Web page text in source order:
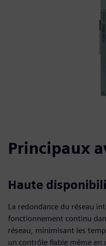
Principaux
Haute
La redondance du réseau
fonctionnement continu
réseau, minimisant les
un contrôle fiable même en